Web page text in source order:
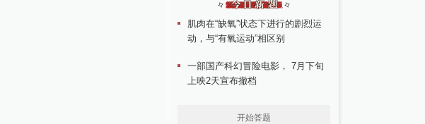
肌肉在“缺氧”状态下进行的剧烈运
动，与“有氧运动”相区别
一部国产科幻冒险电影， 7月下旬
上映2天宣布撤档
开始答题